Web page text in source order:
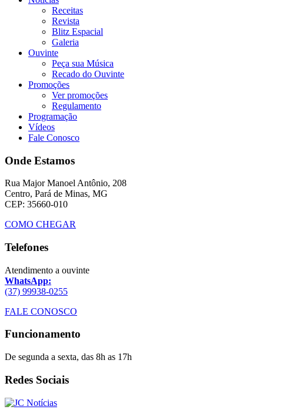
Receitas
Revista
Blitz Espacial
Galeria
Ouvinte
Peça sua Música
Recado do Ouvinte
Promoções
Ver promoções
Regulamento
Programação
Vídeos
Fale Conosco
Onde Estamos
Rua Major Manoel Antônio, 208
Centro, Pará de Minas, MG
CEP: 35660-010
COMO CHEGAR
Telefones
Atendimento a ouvinte
WhatsApp:
(37) 99938-0255
FALE CONOSCO
Funcionamento
De segunda a sexta, das 8h as 17h
Redes Sociais